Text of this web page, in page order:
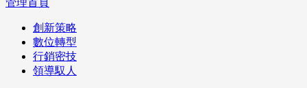
管理首頁
創新策略
數位轉型
行銷密技
領導馭人